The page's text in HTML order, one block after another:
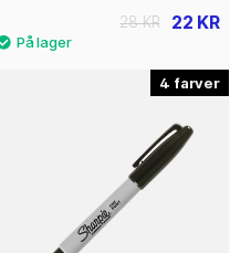
22 KR
28 KR
4